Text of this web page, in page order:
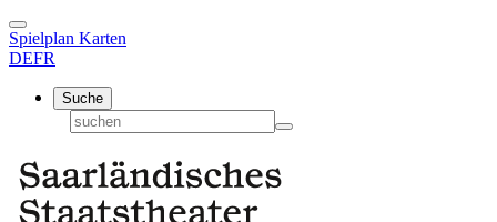
Spielplan Karten
DEFR
Suche